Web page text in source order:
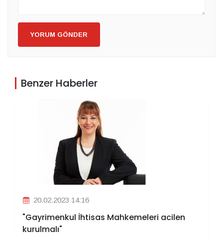
YORUM GÖNDER
Benzer Haberler
20.02.2023 14:16
"Gayrimenkul İhtisas Mahkemeleri acilen
kurulmalı"